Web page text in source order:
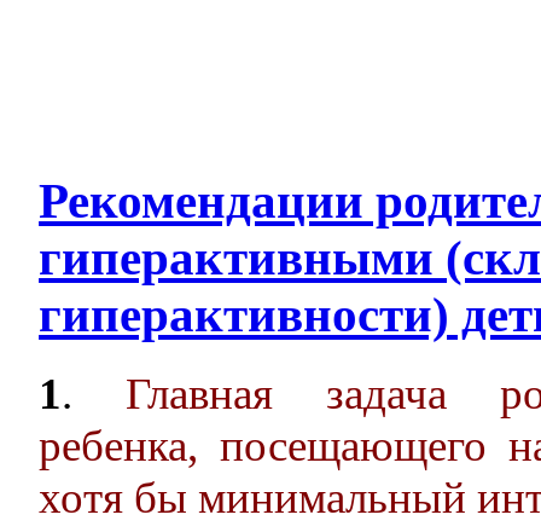
Рекомендации
гиперактивными
гиперактивности)
1. Главная задача
ребенка, посещающего
хотя бы минимальный